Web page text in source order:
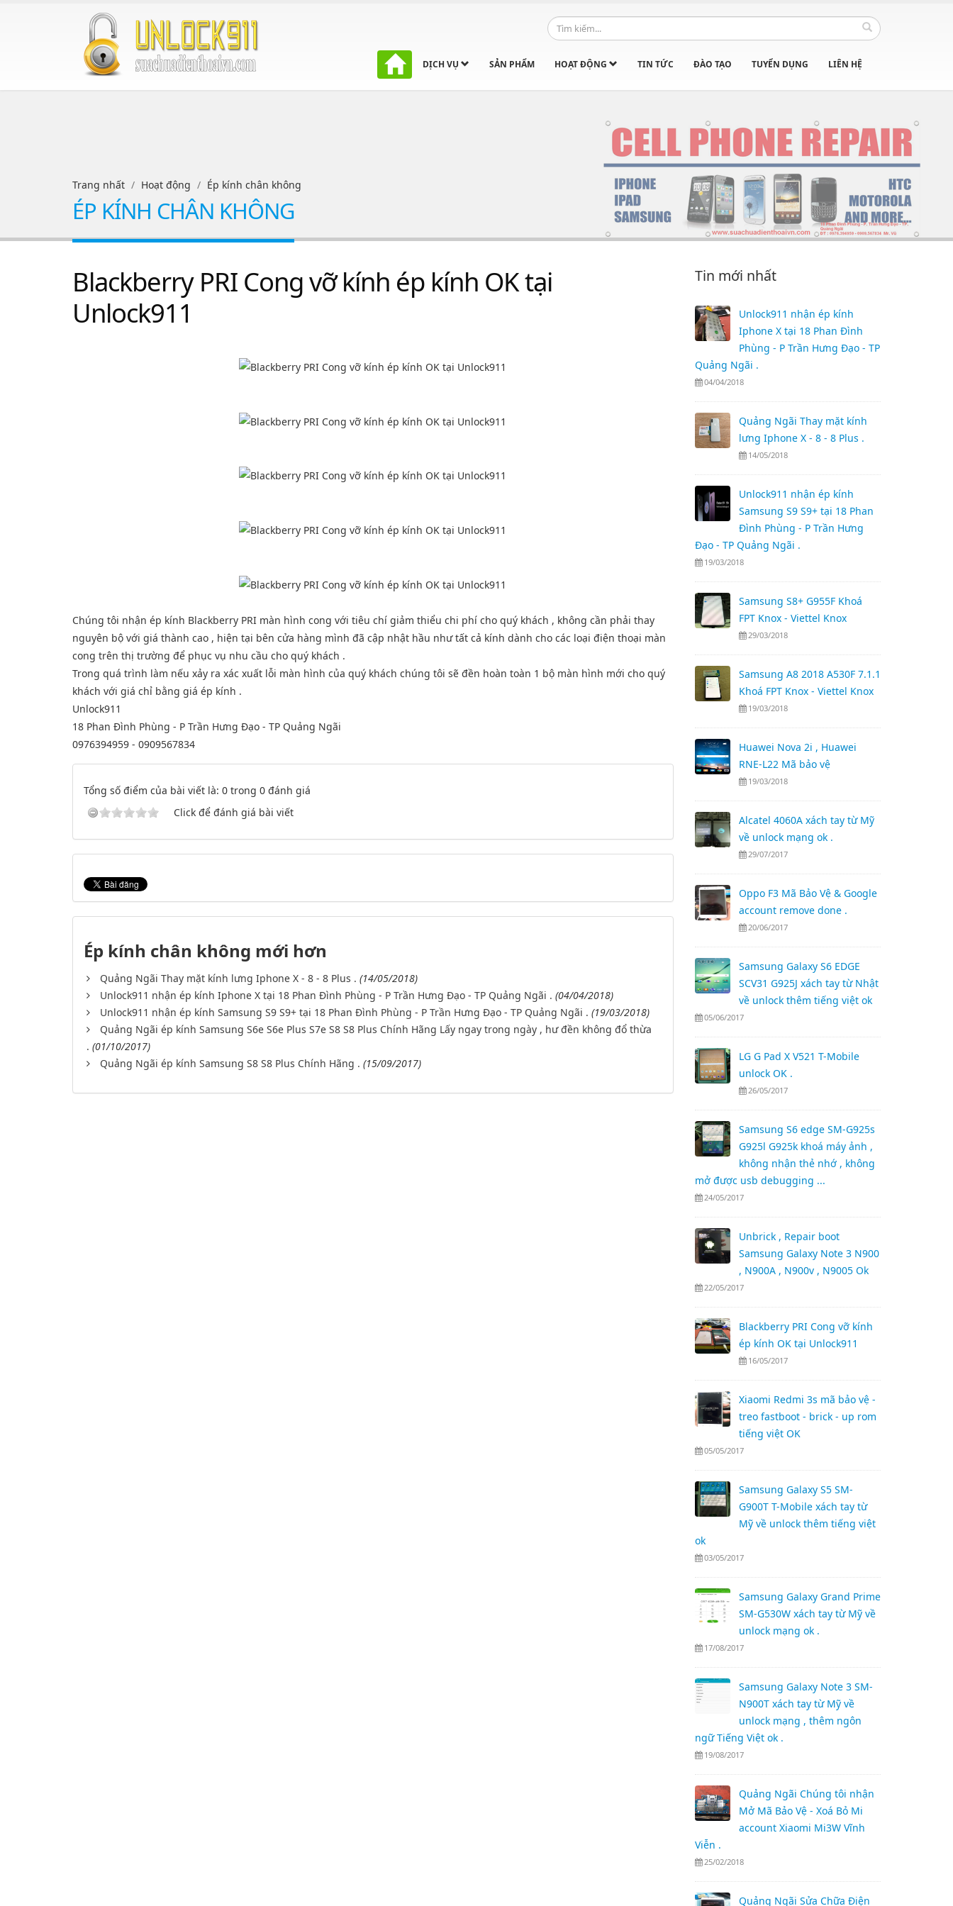
DỊCH VỤ SẢN PHẨM HOẠT ĐỘNG TIN TỨC ĐÀO TẠO TUYỂN DỤNG LIÊN HỆ
Trang nhất Hoạt động Ép kính chân không
ÉP KÍNH CHÂN KHÔNG
Blackberry PRI Cong vỡ kính ép kính OK tại
Unlock911
Chúng tôi nhận ép kính Blackberry PRI màn hình cong với tiêu chí giảm thiểu chi phí cho quý khách , không cần phải thay
nguyên bộ với giá thành cao , hiện tại bên cửa hàng mình đã cập nhật hầu như tất cả kính dành cho các loại điện thoại màn
cong trên thị trường để phục vụ nhu cầu cho quý khách .
Trong quá trình làm nếu xảy ra xác xuất lỗi màn hình của quý khách chúng tôi sẽ đền hoàn toàn 1 bộ màn hình mới cho quý
khách với giá chỉ bằng giá ép kính .
Unlock911
18 Phan Đình Phùng - P Trần Hưng Đạo - TP Quảng Ngãi
0976394959 - 0909567834
Tổng số điểm của bài viết là: 0 trong 0 đánh giá
Click để đánh giá bài viết
Ép kính chân không mới hơn
Quảng Ngãi Thay mặt kính lưng Iphone X - 8 - 8 Plus . (14/05/2018)
Unlock911 nhận ép kính Iphone X tại 18 Phan Đình Phùng - P Trần Hưng Đạo - TP Quảng Ngãi . (04/04/2018)
Unlock911 nhận ép kính Samsung S9 S9+ tại 18 Phan Đình Phùng - P Trần Hưng Đạo - TP Quảng Ngãi . (19/03/2018)
Quảng Ngãi ép kính Samsung S6e S6e Plus S7e S8 S8 Plus Chính Hãng Lấy ngay trong ngày , hư đền không đổ thừa
. (01/10/2017)
Quảng Ngãi ép kính Samsung S8 S8 Plus Chính Hãng . (15/09/2017)
Tin mới nhất
Unlock911 nhận ép kính
Iphone X tại 18 Phan Đình
Phùng - P Trần Hưng Đạo - TP
Quảng Ngãi .
04/04/2018
Quảng Ngãi Thay mặt kính
lưng Iphone X - 8 - 8 Plus .
14/05/2018
Unlock911 nhận ép kính
Samsung S9 S9+ tại 18 Phan
Đình Phùng - P Trần Hưng
Đạo - TP Quảng Ngãi .
19/03/2018
Samsung S8+ G955F Khoá
FPT Knox - Viettel Knox
29/03/2018
Samsung A8 2018 A530F 7.1.1
Khoá FPT Knox - Viettel Knox
19/03/2018
Huawei Nova 2i , Huawei
RNE-L22 Mã bảo vệ
19/03/2018
Alcatel 4060A xách tay từ Mỹ
về unlock mạng ok .
29/07/2017
Oppo F3 Mã Bảo Vệ & Google
account remove done .
20/06/2017
Samsung Galaxy S6 EDGE
SCV31 G925J xách tay từ Nhật
về unlock thêm tiếng việt ok
05/06/2017
LG G Pad X V521 T-Mobile
unlock OK .
26/05/2017
Samsung S6 edge SM-G925s
G925l G925k khoá máy ảnh ,
không nhận thẻ nhớ , không
mở được usb debugging ...
24/05/2017
Unbrick , Repair boot
Samsung Galaxy Note 3 N900
, N900A , N900v , N9005 Ok
22/05/2017
Blackberry PRI Cong vỡ kính
ép kính OK tại Unlock911
16/05/2017
Xiaomi Redmi 3s mã bảo vệ -
treo fastboot - brick - up rom
tiếng việt OK
05/05/2017
Samsung Galaxy S5 SM-
G900T T-Mobile xách tay từ
Mỹ về unlock thêm tiếng việt
ok
03/05/2017
Samsung Galaxy Grand Prime
SM-G530W xách tay từ Mỹ về
unlock mạng ok .
17/08/2017
Samsung Galaxy Note 3 SM-
N900T xách tay từ Mỹ về
unlock mạng , thêm ngôn
ngữ Tiếng Việt ok .
19/08/2017
Quảng Ngãi Chúng tôi nhận
Mở Mã Bảo Vệ - Xoá Bỏ Mi
account Xiaomi Mi3W Vĩnh
Viễn .
25/02/2018
Quảng Ngãi Sửa Chữa Điện